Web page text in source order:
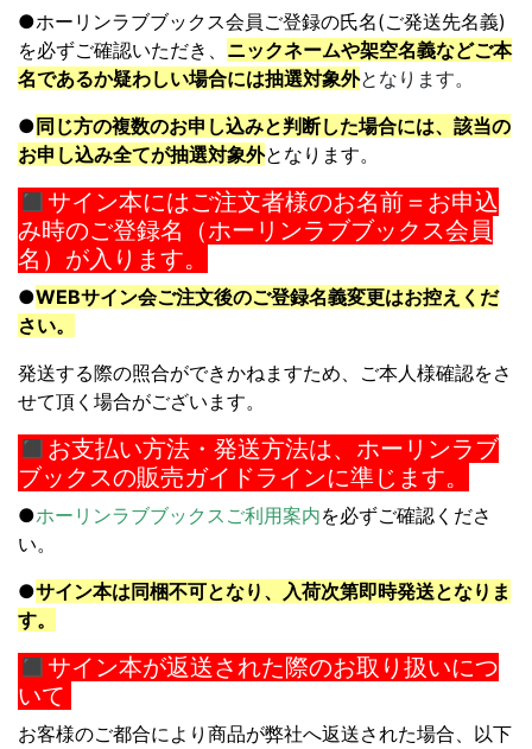
●ホーリンラブブックス会員ご登録の氏名(ご発送先名義)
を必ずご確認いただき、 ニックネームや架空名義などご本
名であるか疑わしい場合には抽選対象外となります。
● 同じ方の複数のお申し込みと判断した場合には、 該当の
お申し込み全てが抽選対象外となります。
◼︎サイン本にはご注文者様のお名前＝お申込
み時のご登録名（ホーリンラブブックス会員
名）が入ります。
●WEBサイン会ご注文後のご登録名義変更はお控えくだ
さい。
発送する際の照合ができかねますため、 ご本人様確認をさ
せて頂く場合がございます。
◼︎ お支払い方法・発送方法は、ホーリンラブ
ブックスの販売ガイドラインに準じます。
●ホーリンラブブックスご利用案内を必ずご確認くださ
い。
●サイン本は同梱不可となり、入荷次第即時発送となりま
す。
◼︎サイン本が返送された際のお取り扱いにつ
いて
お客様のご都合により商品が弊社へ返送された場合、以下